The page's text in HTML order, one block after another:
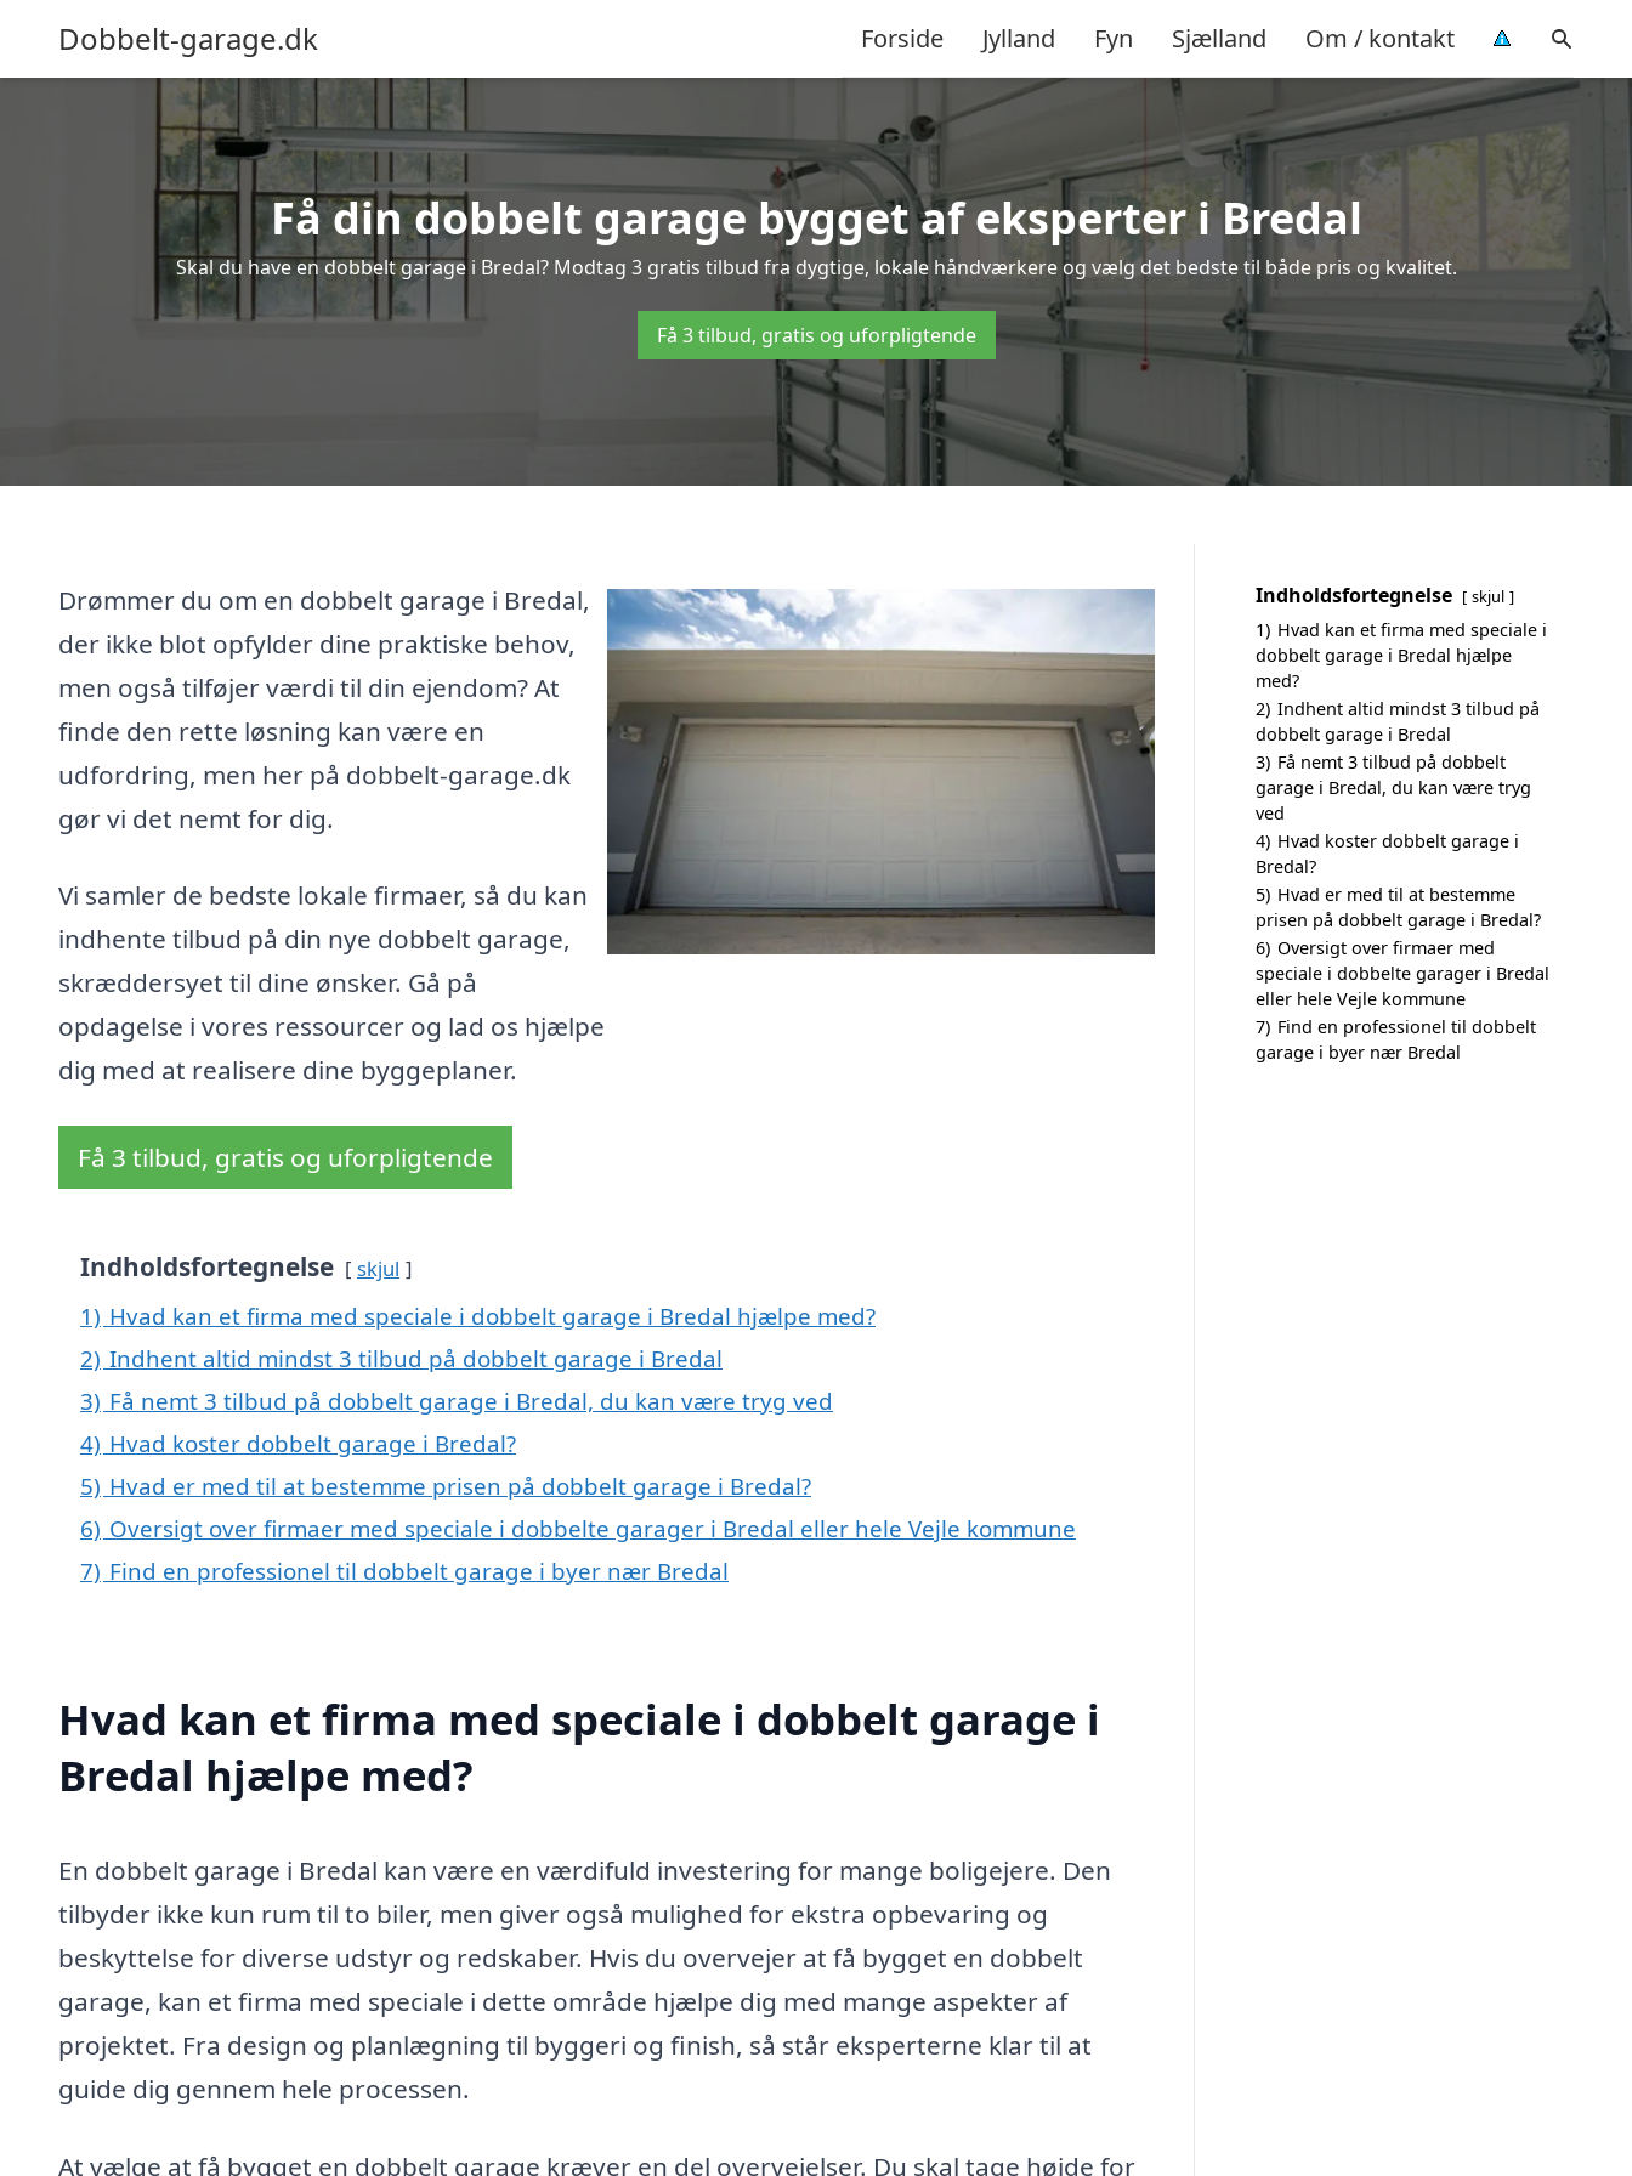
Dobbelt-garage.dk Forside Jylland Fyn Sjælland Om / kontakt
Få din dobbelt garage bygget af eksperter i Bredal
Skal du have en dobbelt garage i Bredal? Modtag 3 gratis tilbud fra dygtige, lokale håndværkere og vælg det bedste til både pris og kvalitet.
Få 3 tilbud, gratis og uforpligtende
Drømmer du om en dobbelt garage i Bredal,
der ikke blot opfylder dine praktiske behov,
men også tilføjer værdi til din ejendom? At
finde den rette løsning kan være en
udfordring, men her på dobbelt-garage.dk
gør vi det nemt for dig.
Vi samler de bedste lokale firmaer, så du kan
indhente tilbud på din nye dobbelt garage,
skræddersyet til dine ønsker. Gå på
opdagelse i vores ressourcer og lad os hjælpe
dig med at realisere dine byggeplaner.
Få 3 tilbud, gratis og uforpligtende
Indholdsfortegnelse skjul
1) Hvad kan et firma med speciale i dobbelt garage i Bredal hjælpe med?
2) Indhent altid mindst 3 tilbud på dobbelt garage i Bredal
3) Få nemt 3 tilbud på dobbelt garage i Bredal, du kan være tryg ved
4) Hvad koster dobbelt garage i Bredal?
5) Hvad er med til at bestemme prisen på dobbelt garage i Bredal?
6) Oversigt over firmaer med speciale i dobbelte garager i Bredal eller hele Vejle kommune
7) Find en professionel til dobbelt garage i byer nær Bredal
Hvad kan et firma med speciale i dobbelt garage i
Bredal hjælpe med?
En dobbelt garage i Bredal kan være en værdifuld investering for mange boligejere. Den
tilbyder ikke kun rum til to biler, men giver også mulighed for ekstra opbevaring og
beskyttelse for diverse udstyr og redskaber. Hvis du overvejer at få bygget en dobbelt
garage, kan et firma med speciale i dette område hjælpe dig med mange aspekter af
projektet. Fra design og planlægning til byggeri og finish, så står eksperterne klar til at
guide dig gennem hele processen.
At vælge at få bygget en dobbelt garage kræver en del overvejelser. Du skal tage højde for
Indholdsfortegnelse skjul
1) Hvad kan et firma med speciale i
dobbelt garage i Bredal hjælpe
med?
2) Indhent altid mindst 3 tilbud på
dobbelt garage i Bredal
3) Få nemt 3 tilbud på dobbelt
garage i Bredal, du kan være tryg
ved
4) Hvad koster dobbelt garage i
Bredal?
5) Hvad er med til at bestemme
prisen på dobbelt garage i Bredal?
6) Oversigt over firmaer med
speciale i dobbelte garager i Bredal
eller hele Vejle kommune
7) Find en professionel til dobbelt
garage i byer nær Bredal